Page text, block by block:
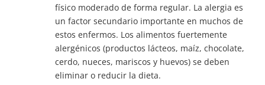
físico moderado de forma regular. La alergia es
un factor secundario importante en muchos de
estos enfermos. Los alimentos fuertemente
alergénicos (productos lácteos, maíz, chocolate,
cerdo, nueces, mariscos y huevos) se deben
eliminar o reducir la dieta.